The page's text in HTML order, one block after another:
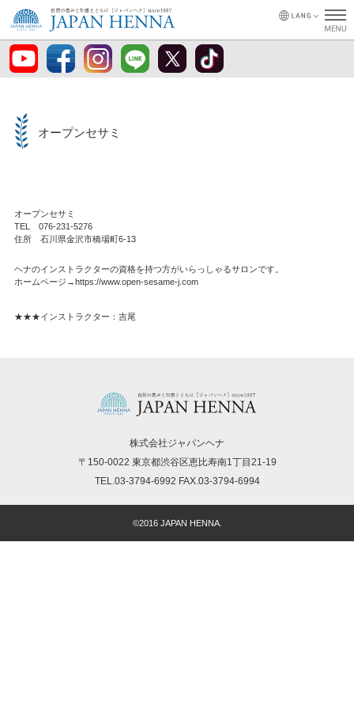
オープンセサミ
オープンセサミ
TEL 076-231-5276
住所 石川県金沢市橋場町6-13
ヘナのインストラクターの資格を持つ方がいらっしゃるサロンです。
ホームページ→https://www.open-sesame-j.com
★★★インストラクター：吉尾
株式会社ジャパンヘナ
〒150-0022 東京都渋谷区恵比寿南1丁目21-19
TEL.03-3794-6992 FAX.03-3794-6994
©2016 JAPAN HENNA.